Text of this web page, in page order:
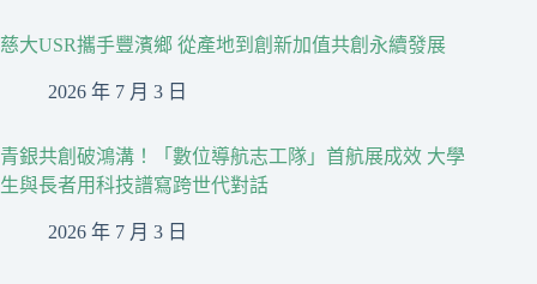
慈大USR攜手豐濱鄉 從產地到創新加值共創永續發展
2026 年 7 月 3 日
青銀共創破鴻溝！「數位導航志工隊」首航展成效 大學
生與長者用科技譜寫跨世代對話
2026 年 7 月 3 日